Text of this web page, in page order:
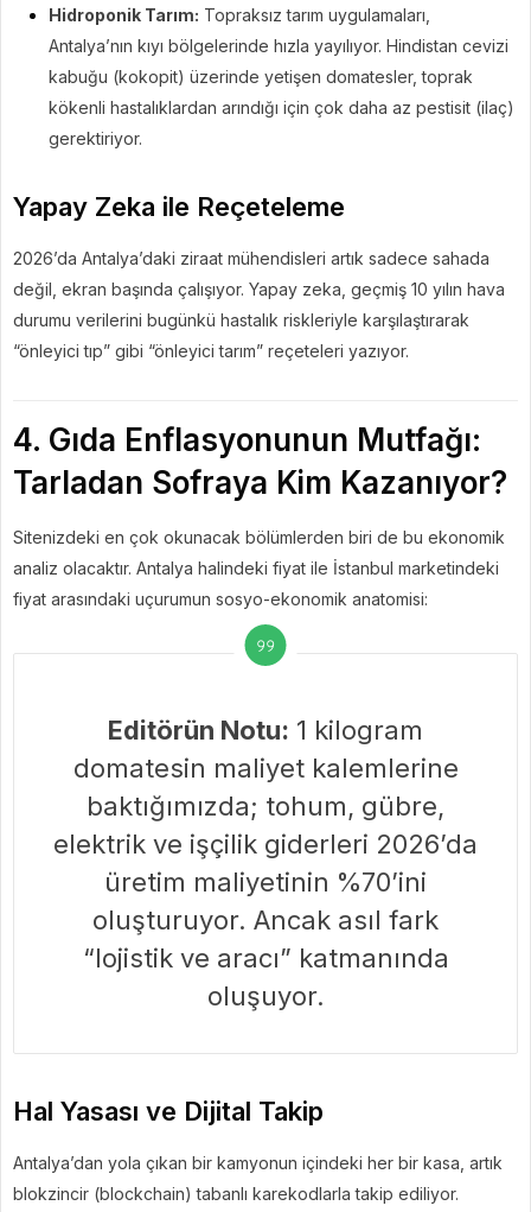
Hidroponik Tarım: Topraksız tarım uygulamaları,
Antalya’nın kıyı bölgelerinde hızla yayılıyor. Hindistan cevizi
kabuğu (kokopit) üzerinde yetişen domatesler, toprak
kökenli hastalıklardan arındığı için çok daha az pestisit (ilaç)
gerektiriyor.
Yapay Zeka ile Reçeteleme
2026’da Antalya’daki ziraat mühendisleri artık sadece sahada
değil, ekran başında çalışıyor. Yapay zeka, geçmiş 10 yılın hava
durumu verilerini bugünkü hastalık riskleriyle karşılaştırarak
“önleyici tıp” gibi “önleyici tarım” reçeteleri yazıyor.
4. Gıda Enflasyonunun Mutfağı:
Tarladan Sofraya Kim Kazanıyor?
Sitenizdeki en çok okunacak bölümlerden biri de bu ekonomik
analiz olacaktır. Antalya halindeki fiyat ile İstanbul marketindeki
fiyat arasındaki uçurumun sosyo-ekonomik anatomisi:
Editörün Notu: 1 kilogram
domatesin maliyet kalemlerine
baktığımızda; tohum, gübre,
elektrik ve işçilik giderleri 2026’da
üretim maliyetinin %70’ini
oluşturuyor. Ancak asıl fark
“lojistik ve aracı” katmanında
oluşuyor.
Hal Yasası ve Dijital Takip
Antalya’dan yola çıkan bir kamyonun içindeki her bir kasa, artık
blokzincir (blockchain) tabanlı karekodlarla takip ediliyor.